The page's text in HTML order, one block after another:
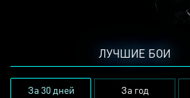
ЛУЧШИЕ БОИ
За 30 дней За год